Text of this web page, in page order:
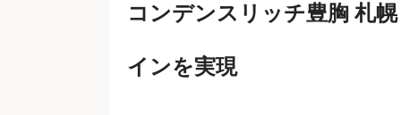
コンデンスリッチ豊胸 札
インを実現